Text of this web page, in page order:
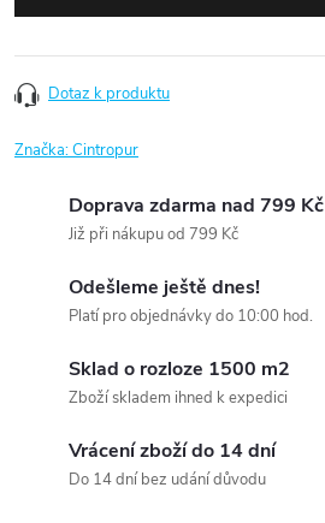
Dotaz k produktu
Značka:Cintropur
Doprava zdarma nad 799 Kč
Již při nákupu od 799 Kč
Odešleme ještě dnes!
Platí pro objednávky do 10:00 hod.
Sklad o rozloze 1500 m2
Zboží skladem ihned k expedici
Vrácení zboží do 14 dní
Do 14 dní bez udání důvodu